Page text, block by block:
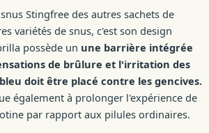
Stingfree des autres sachets de
variétés de snus, c'est son design
possède un une barrière intégrée
de brûlure et l'irritation des
doit être placé contre les gencives.
également à prolonger l'expérience de
par rapport aux pilules ordinaires.